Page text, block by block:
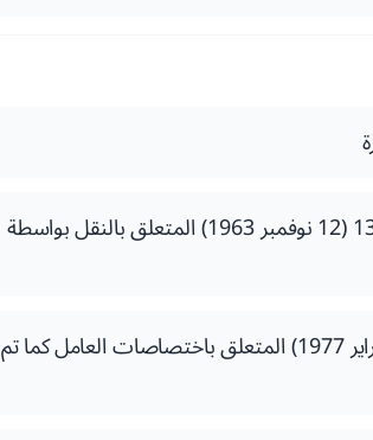
الظهير الشريف رقم 1.63.260 الصادر في 24 جمادى الثانية 1383 (12 نوفمبر 1963) المتعلق بالنقل بواسطة
الظهير الشريف رقم 1.75.168 بتاريخ 25 من صفر 1397 (15 فبراير 1977) المتعلق باختصاصات العامل كما تم